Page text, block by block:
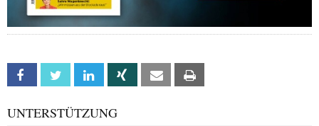
Facebook Twitter Linkedin Xing Email
UNTERSTÜTZUNG